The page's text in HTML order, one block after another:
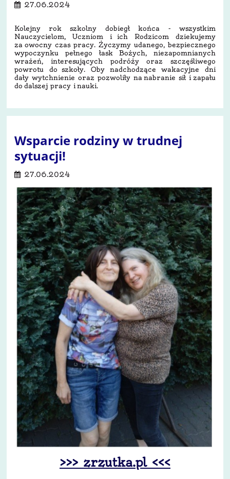
27.06.2024
Kolejny rok szkolny dobiegł końca - wszystkim
Nauczycielom, Uczniom i ich Rodzicom dziekujemy
za owocny czas pracy. Życzymy udanego, bezpiecznego
wypoczynku pełnego łask Bożych, niezapomnianych
wrażeń, interesujących podróży oraz szczęśliwego
powrotu do szkoły. Oby nadchodzące wakacyjne dni
dały wytchnienie oraz pozwoliły na nabranie sił i zapału
do dalszej pracy i nauki.
Wsparcie rodziny w trudnej
sytuacji!
27.06.2024
>>> zrzutka.pl <<<